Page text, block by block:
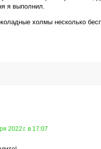
я выполнил.
холмы несколько
2022 г. в 17:07